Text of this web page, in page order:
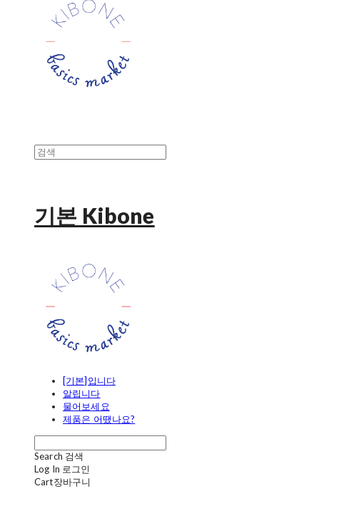
기본 Kibone
[기본]입니다
알립니다
물어보세요
제품은 어땠나요?
Search 검색
Log In 로그인
Cart장바구니